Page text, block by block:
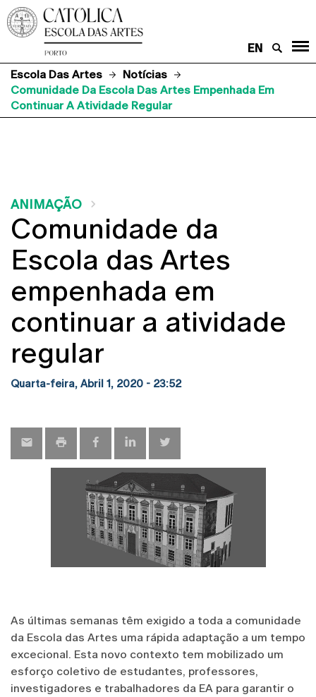
EN
Escola Das Artes
Notícias
Comunidade Da Escola Das Artes Empenhada Em
Continuar A Atividade Regular
ANIMAÇÃO
Comunidade da
Escola das Artes
empenhada em
continuar a atividade
regular
Quarta-feira, Abril 1, 2020 - 23:52
As últimas semanas têm exigido a toda a comunidade
da Escola das Artes uma rápida adaptação a um tempo
excecional. Esta novo contexto tem mobilizado um
esforço coletivo de estudantes, professores,
investigadores e trabalhadores da EA para garantir o